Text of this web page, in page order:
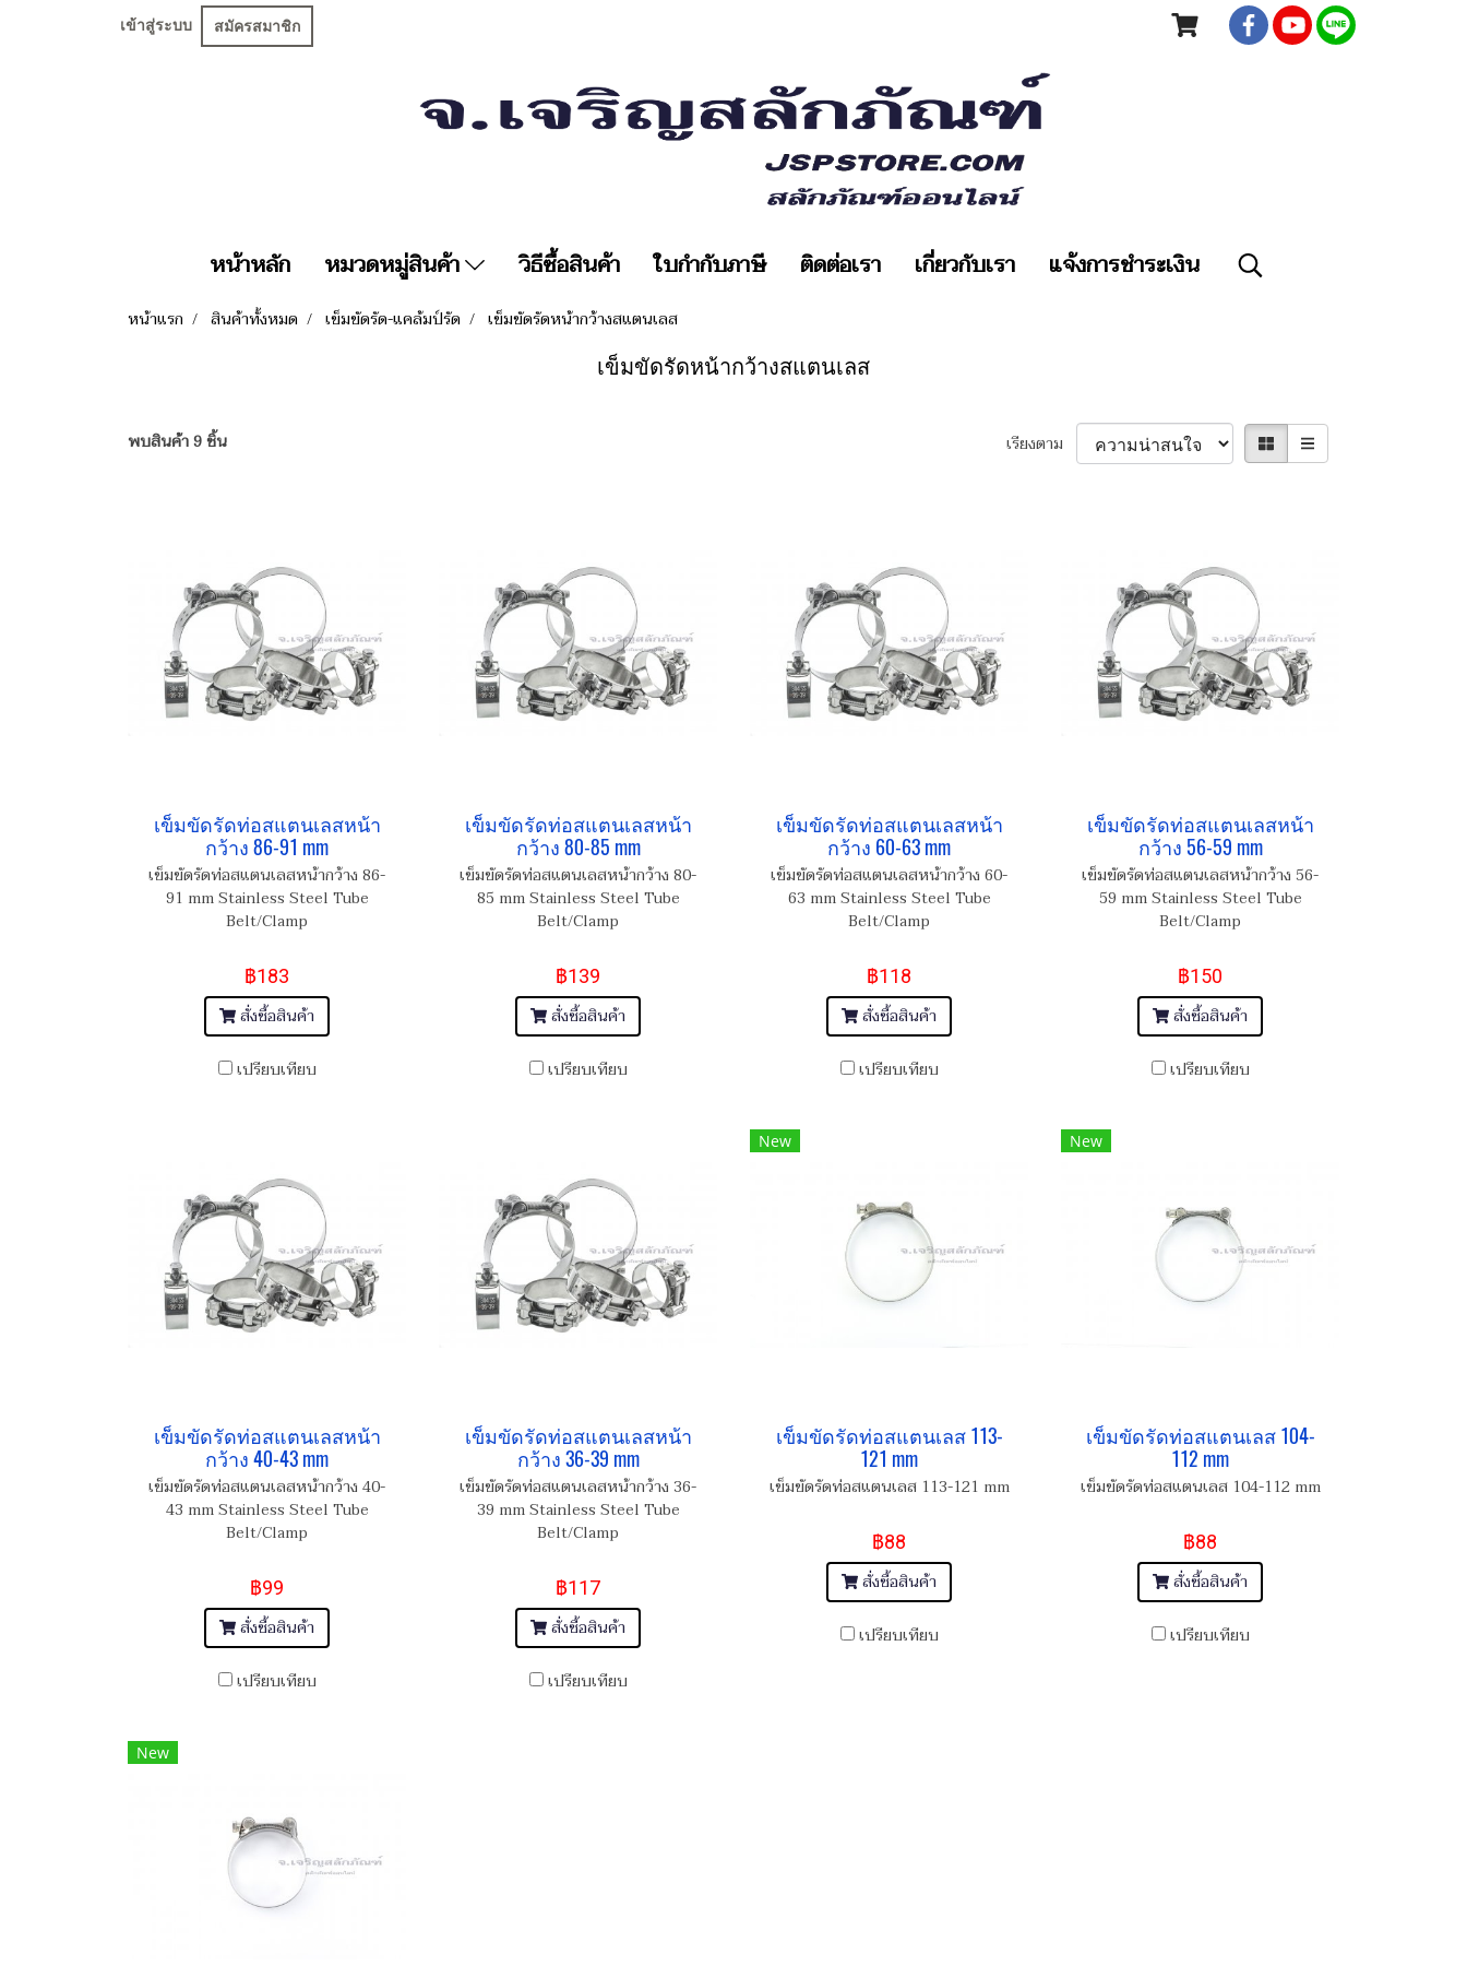
เข้าสู่ระบบ สมัครสมาชิก
หน้าหลัก หมวดหมู่สินค้า วิธีซื้อสินค้า ใบกำกับภาษี ติดต่อเรา เกี่ยวกับเรา แจ้งการชำระเงิน
หน้าแรก สินค้าทั้งหมด เข็มขัดรัด-แคล้มป์รัด เข็มขัดรัดหน้ากว้างสแตนเลส
เข็มขัดรัดหน้ากว้างสแตนเลส
พบสินค้า 9 ชิ้น เรียงตาม
เข็มขัดรัดท่อสแตนเลสหน้า
กว้าง 86-91 mm
เข็มขัดรัดท่อสแตนเลสหน้ากว้าง 86-
91 mm Stainless Steel Tube
Belt/Clamp
฿183
สั่งซื้อสินค้า
เปรียบเทียบ
เข็มขัดรัดท่อสแตนเลสหน้า
กว้าง 80-85 mm
เข็มขัดรัดท่อสแตนเลสหน้ากว้าง 80-
85 mm Stainless Steel Tube
Belt/Clamp
฿139
สั่งซื้อสินค้า
เปรียบเทียบ
เข็มขัดรัดท่อสแตนเลสหน้า
กว้าง 60-63 mm
เข็มขัดรัดท่อสแตนเลสหน้ากว้าง 60-
63 mm Stainless Steel Tube
Belt/Clamp
฿118
สั่งซื้อสินค้า
เปรียบเทียบ
เข็มขัดรัดท่อสแตนเลสหน้า
กว้าง 56-59 mm
เข็มขัดรัดท่อสแตนเลสหน้ากว้าง 56-
59 mm Stainless Steel Tube
Belt/Clamp
฿150
สั่งซื้อสินค้า
เปรียบเทียบ
เข็มขัดรัดท่อสแตนเลสหน้า
กว้าง 40-43 mm
เข็มขัดรัดท่อสแตนเลสหน้ากว้าง 40-
43 mm Stainless Steel Tube
Belt/Clamp
฿99
สั่งซื้อสินค้า
เปรียบเทียบ
เข็มขัดรัดท่อสแตนเลสหน้า
กว้าง 36-39 mm
เข็มขัดรัดท่อสแตนเลสหน้ากว้าง 36-
39 mm Stainless Steel Tube
Belt/Clamp
฿117
สั่งซื้อสินค้า
เปรียบเทียบ
New
เข็มขัดรัดท่อสแตนเลส 113-
121 mm
เข็มขัดรัดท่อสแตนเลส 113-121 mm
฿88
สั่งซื้อสินค้า
เปรียบเทียบ
New
เข็มขัดรัดท่อสแตนเลส 104-
112 mm
เข็มขัดรัดท่อสแตนเลส 104-112 mm
฿88
สั่งซื้อสินค้า
เปรียบเทียบ
New